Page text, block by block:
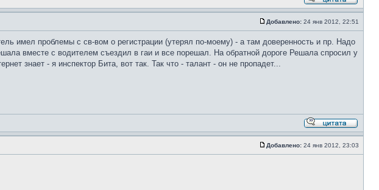
Добавлено: 24 янв 2012, 22:51
имел проблемы с св-вом о регистрации (утерял по-моему) - а там доверенность и пр. Надо
вместе с водителем съездил в гаи и все порешал. На обратной дороге Решала спросил у
знает - я инспектор Бита, вот так. Так что - талант - он не пропадет...
Добавлено: 24 янв 2012, 23:03